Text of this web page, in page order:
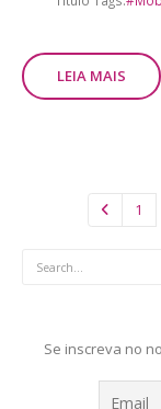
LEIA MAIS
1
Se inscreva no